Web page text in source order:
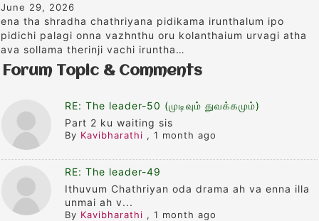
June 29, 2026
ena tha shradha chathriyana pidikama irunthalum ipo
pidichi palagi onna vazhnthu oru kolanthaium urvagi atha
ava sollama therinji vachi iruntha…
Forum Topic & Comments
RE: The leader-50 (முடிவும் துவக்கமும்)
Part 2 ku waiting sis
By Kavibharathi , 1 month ago
RE: The leader-49
Ithuvum Chathriyan oda drama ah va enna illa
unmai ah v...
By Kavibharathi , 1 month ago